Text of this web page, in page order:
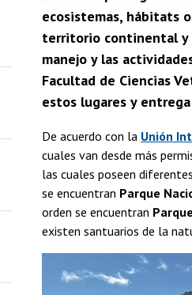
ecosistemas, hábitats
territorio continental y
manejo y las
Facultad de Ciencias
estos lugares y
De acuerdo con la Unión
cuales van desde más
las cuales poseen
se encuentran Parque
orden se encuentran
existen santuarios de la